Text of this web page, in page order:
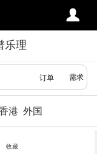
乐理
需求
订单
港 外国
收藏